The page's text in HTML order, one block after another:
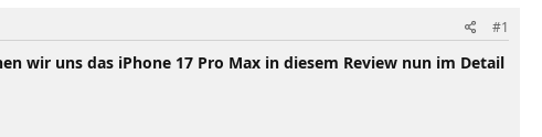
#1
wir uns das iPhone 17 Pro Max in diesem Review nun im Detail